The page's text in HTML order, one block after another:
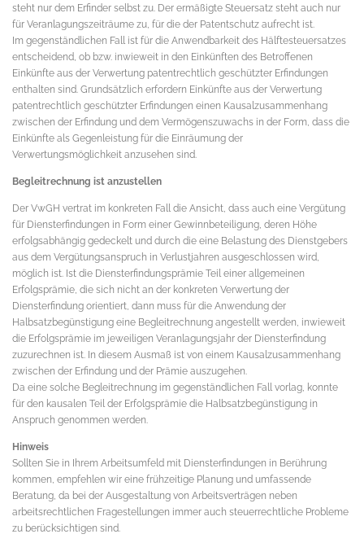
steht nur dem Erfinder selbst zu. Der ermäßigte Steuersatz steht auch nur
für Veranlagungszeiträume zu, für die der Patentschutz aufrecht ist.
Im gegenständlichen Fall ist für die Anwendbarkeit des Hälftesteuersatzes
entscheidend, ob bzw. inwieweit in den Einkünften des Betroffenen
Einkünfte aus der Verwertung patentrechtlich geschützter Erfindungen
enthalten sind. Grundsätzlich erfordern Einkünfte aus der Verwertung
patentrechtlich geschützter Erfindungen einen Kausalzusammenhang
zwischen der Erfindung und dem Vermögenszuwachs in der Form, dass die
Einkünfte als Gegenleistung für die Einräumung der
Verwertungsmöglichkeit anzusehen sind.
Begleitrechnung ist anzustellen
Der VwGH vertrat im konkreten Fall die Ansicht, dass auch eine Vergütung
für Diensterfindungen in Form einer Gewinnbeteiligung, deren Höhe
erfolgsabhängig gedeckelt und durch die eine Belastung des Dienstgebers
aus dem Vergütungsanspruch in Verlustjahren ausgeschlossen wird,
möglich ist. Ist die Diensterfindungsprämie Teil einer allgemeinen
Erfolgsprämie, die sich nicht an der konkreten Verwertung der
Diensterfindung orientiert, dann muss für die Anwendung der
Halbsatzbegünstigung eine Begleitrechnung angestellt werden, inwieweit
die Erfolgsprämie im jeweiligen Veranlagungsjahr der Diensterfindung
zuzurechnen ist. In diesem Ausmaß ist von einem Kausalzusammenhang
zwischen der Erfindung und der Prämie auszugehen.
Da eine solche Begleitrechnung im gegenständlichen Fall vorlag, konnte
für den kausalen Teil der Erfolgsprämie die Halbsatzbegünstigung in
Anspruch genommen werden.
Hinweis
Sollten Sie in Ihrem Arbeitsumfeld mit Diensterfindungen in Berührung
kommen, empfehlen wir eine frühzeitige Planung und umfassende
Beratung, da bei der Ausgestaltung von Arbeitsverträgen neben
arbeitsrechtlichen Fragestellungen immer auch steuerrechtliche Probleme
zu berücksichtigen sind.